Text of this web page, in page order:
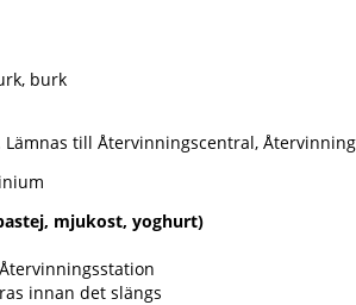
burk
till Återvinningscentral,
mjukost, yoghurt)
innan det slängs